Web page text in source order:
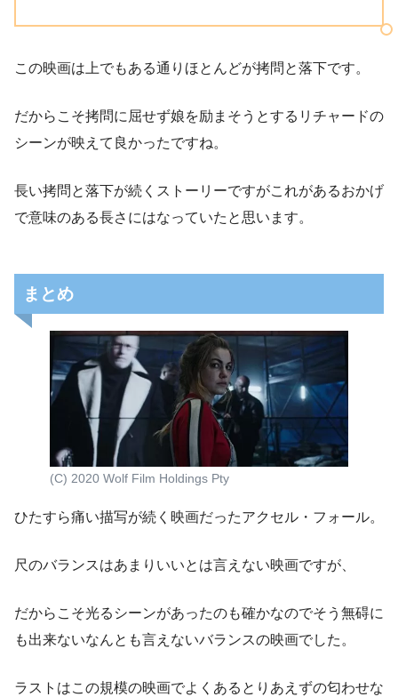
世界観の全貌は正
この映画は上でもある通りほとんどが拷問と落下です。
だからこそ拷問に屈せず娘を励まそうとするリチャードの
シーンが映えて良かったですね。
長い拷問と落下が続くストーリーですがこれがあるおかげ
で意味のある長さにはなっていたと思います。
まとめ
(C) 2020 Wolf Film Holdings Pty
ひたすら痛い描写が続く映画だったアクセル・フォール。
尺のバランスはあまりいいとは言えない映画ですが、
だからこそ光るシーンがあったのも確かなのでそう無碍に
も出来ないなんとも言えないバランスの映画でした。
ラストはこの規模の映画でよくあるとりあえずの匂わせな